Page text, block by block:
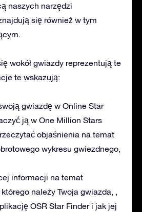
naszych narzędzi
się również w tym
wokół gwiazdy reprezentują te
te wskazują:
gwiazdę w Online Star
ją w One Million Stars
objaśnienia na temat
wykresu gwiezdnego,
informacji na temat
należy Twoja gwiazda, ,
OSR Star Finder i jak jej